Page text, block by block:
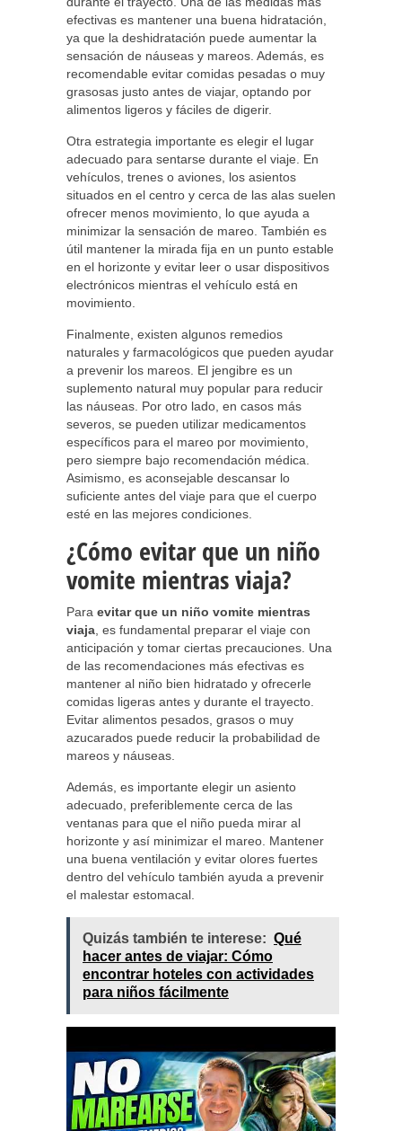
efectivas es mantener una buena hidratación,
ya que la deshidratación puede aumentar la
sensación de náuseas y mareos. Además, es
recomendable evitar comidas pesadas o muy
grasosas justo antes de viajar, optando por
alimentos ligeros y fáciles de digerir.
Otra estrategia importante es elegir el lugar
adecuado para sentarse durante el viaje. En
vehículos, trenes o aviones, los asientos
situados en el centro y cerca de las alas suelen
ofrecer menos movimiento, lo que ayuda a
minimizar la sensación de mareo. También es
útil mantener la mirada fija en un punto estable
en el horizonte y evitar leer o usar dispositivos
electrónicos mientras el vehículo está en
movimiento.
Finalmente, existen algunos remedios
naturales y farmacológicos que pueden ayudar
a prevenir los mareos. El jengibre es un
suplemento natural muy popular para reducir
las náuseas. Por otro lado, en casos más
severos, se pueden utilizar medicamentos
específicos para el mareo por movimiento,
pero siempre bajo recomendación médica.
Asimismo, es aconsejable descansar lo
suficiente antes del viaje para que el cuerpo
esté en las mejores condiciones.
¿Cómo evitar que un niño
vomite mientras viaja?
Para evitar que un niño vomite mientras
viaja , es fundamental preparar el viaje con
anticipación y tomar ciertas precauciones. Una
de las recomendaciones más efectivas es
mantener al niño bien hidratado y ofrecerle
comidas ligeras antes y durante el trayecto.
Evitar alimentos pesados, grasos o muy
azucarados puede reducir la probabilidad de
mareos y náuseas.
Además, es importante elegir un asiento
adecuado, preferiblemente cerca de las
ventanas para que el niño pueda mirar al
horizonte y así minimizar el mareo. Mantener
una buena ventilación y evitar olores fuertes
dentro del vehículo también ayuda a prevenir
el malestar estomacal.
Quizás también te interese: Qué
hacer antes de viajar: Cómo
encontrar hoteles con actividades
para niños fácilmente